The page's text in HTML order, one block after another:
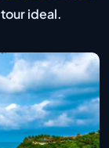
ideal.